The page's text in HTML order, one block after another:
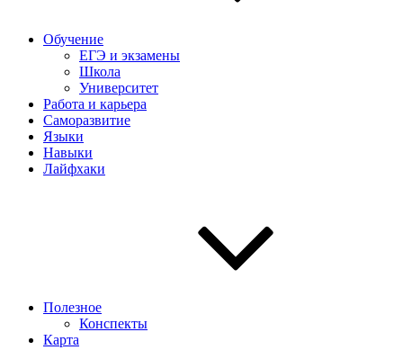
Обучение
ЕГЭ и экзамены
Школа
Университет
Работа и карьера
Саморазвитие
Языки
Навыки
Лайфхаки
Полезное
Конспекты
Карта